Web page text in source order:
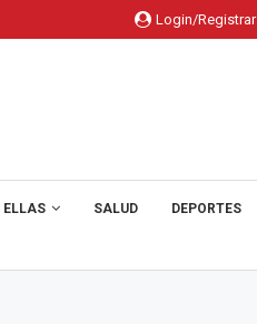
Login/Registrar
ELLAS SALUD DEPORTES